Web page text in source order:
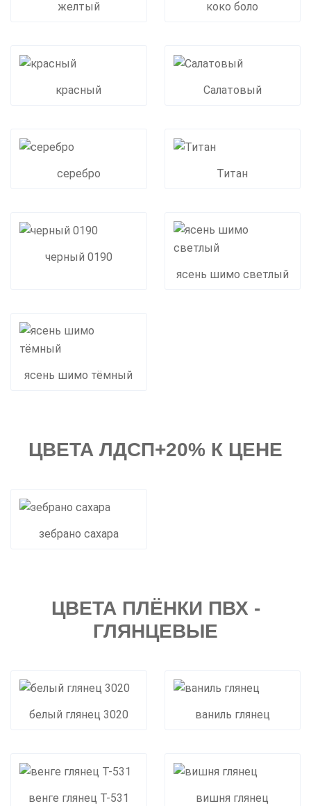
желтый коко боло
красный Салатовый
серебро Титан
черный 0190
ясень шимо светлый
ясень шимо тёмный
ЦВЕТА ЛДСП+20% К ЦЕНЕ
зебрано сахара
ЦВЕТА ПЛЁНКИ ПВХ -
ГЛЯНЦЕВЫЕ
белый глянец 3020 ваниль глянец
венге глянец Т-531 вишня глянец